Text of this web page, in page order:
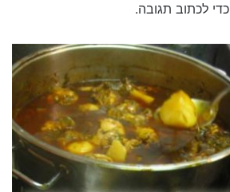
כדי לכתוב תגובה.